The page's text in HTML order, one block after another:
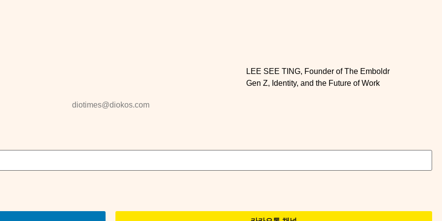
LEE SEE TING, Founder of The Emboldr
Gen Z, Identity, and the Future of Work
diotimes@diokos.com